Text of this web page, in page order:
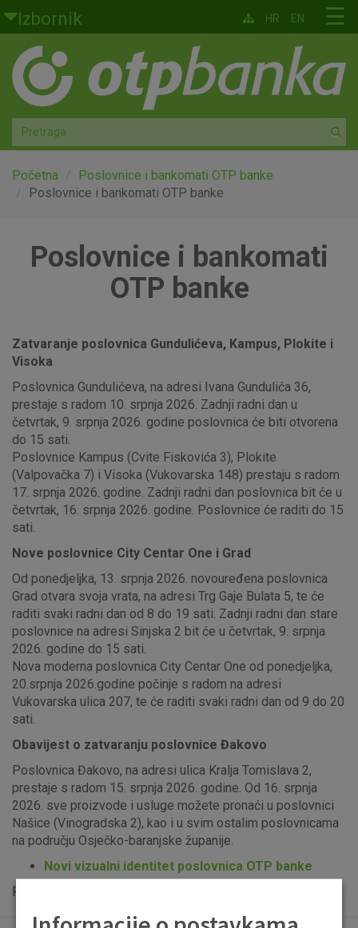
Skoči na glavni sadržaj
Izbornik
Građani
Privatno bankarstvo
Agro
Mala poduzeća i obrtnici
Globalna tržišta
☰
HR EN
Početna
Poslovnice i bankomati OTP banke
Poslovnice i bankomati OTP banke
Poslovnice i bankomati
OTP banke
Zatvaranje poslovnica Gundulićeva, Kampus, Plokite i
Visoka
Poslovnica Gundulićeva, na adresi Ivana Gundulića 36,
prestaje s radom 10. srpnja 2026. Zadnji radni dan u
četvrtak, 9. srpnja 2026. godine poslovnica će biti otvorena
do 15 sati.
Poslovnice Kampus (Cvite Fiskovića 3), Plokite
(Valpovačka 7) i Visoka (Vukovarska 148) prestaju s radom
17. srpnja 2026. godine. Zadnji radni dan poslovnica bit će u
četvrtak, 16. srpnja 2026. godine. Poslovnice će raditi do 15
sati.
Nove poslovnice City Centar One i Grad
Od ponedjeljka, 13. srpnja 2026. novouređena poslovnica
Grad otvara svoja vrata, na adresi Trg Gaje Bulata 5, te će
raditi svaki radni dan od 8 do 19 sati. Zadnji radni dan stare
poslovnice na adresi Sinjska 2 bit će u četvrtak, 9. srpnja
2026. godine do 15 sati.
Nova moderna poslovnica City Centar One od ponedjeljka,
20.srpnja 2026.godine počinje s radom na adresi
Vukovarska ulica 207, te će raditi svaki radni dan od 9 do 20
sati.
Obavijest o zatvaranju poslovnice Đakovo
Poslovnica Đakovo, na adresi ulica Kralja Tomislava 2,
prestaje s radom 15. srpnja 2026. godine. Od 16. srpnja
2026. sve proizvode i usluge možete pronaći u poslovnici
Našice (Vinogradska 2), kao i u svim ostalim poslovnicama
na području Osječko-baranjske županije.
Novi vizualni identitet poslovnica OTP banke
Popis uplatno-isplatnih bankomata možete vidjeti